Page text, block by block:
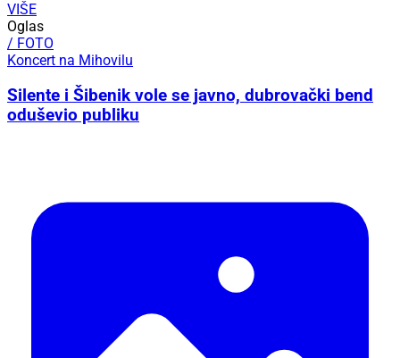
VIŠE
Oglas
/ FOTO
Koncert na Mihovilu
Silente i Šibenik vole se javno, dubrovački bend
oduševio publiku